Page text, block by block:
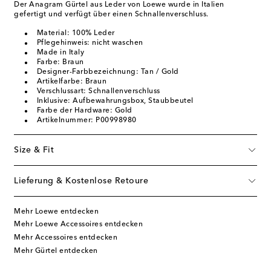
Der Anagram Gürtel aus Leder von Loewe wurde in Italien
gefertigt und verfügt über einen Schnallenverschluss.
Material: 100% Leder
Pflegehinweis: nicht waschen
Made in Italy
Farbe: Braun
Designer-Farbbezeichnung: Tan / Gold
Artikelfarbe: Braun
Verschlussart: Schnallenverschluss
Inklusive: Aufbewahrungsbox, Staubbeutel
Farbe der Hardware: Gold
Artikelnummer: P00998980
Size & Fit
Lieferung & Kostenlose Retoure
Mehr Loewe entdecken
Mehr Loewe Accessoires entdecken
Mehr Accessoires entdecken
Mehr Gürtel entdecken